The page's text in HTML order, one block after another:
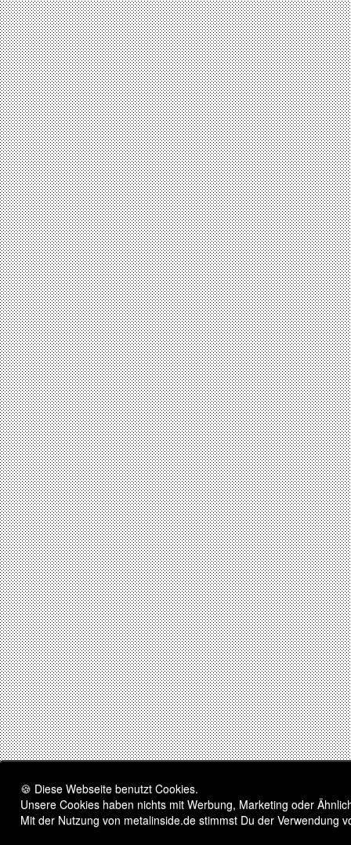
🍪 Diese Webseite benutzt Cookies.
Unsere Cookies haben nichts mit Werbung, Marketing oder
Mit der Nutzung von metalinside.de stimmst Du der Verwendung